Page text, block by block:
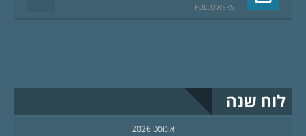
FOLLOWERS
לוח שנה
אוגוסט 2026